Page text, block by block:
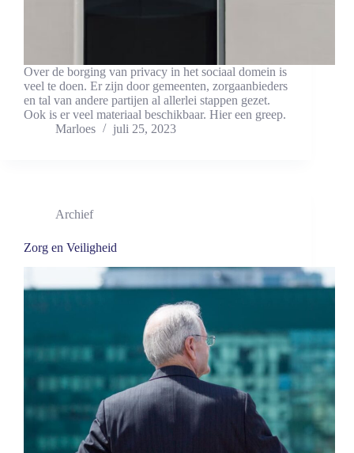
Over de borging van privacy in het sociaal domein is
veel te doen. Er zijn door gemeenten, zorgaanbieders
en tal van andere partijen al allerlei stappen gezet.
Ook is er veel materiaal beschikbaar. Hier een greep.
Marloes
juli 25, 2023
Archief
Zorg en Veiligheid